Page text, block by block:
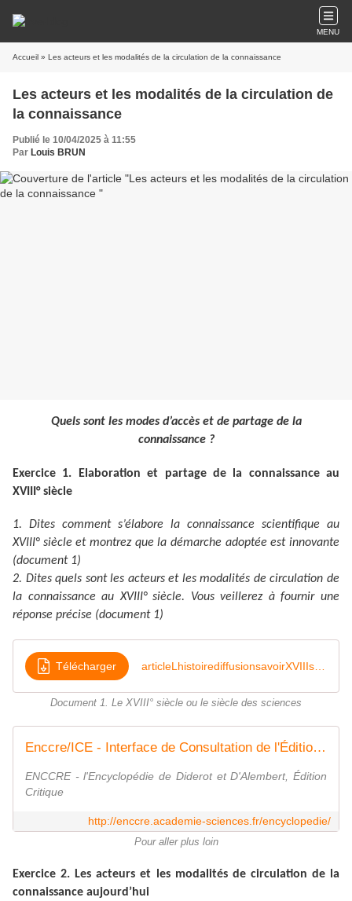
MENU
Accueil » Les acteurs et les modalités de la circulation de la connaissance
Les acteurs et les modalités de la circulation de
la connaissance
Publié le 10/04/2025 à 11:55
Par Louis BRUN
Quels sont les modes d’accès et de partage de la
connaissance ?
Exercice 1. Elaboration et partage de la connaissance au
XVIII° siècle
1. Dites comment s’élabore la connaissance scientifique au
XVIII° siècle et montrez que la démarche adoptée est innovante
(document 1)
2. Dites quels sont les acteurs et les modalités de circulation de
la connaissance au XVIII° siècle. Vous veillerez à fournir une
réponse précise (document 1)
Télécharger
Document 1. Le XVIII° siècle ou le siècle des sciences
Enccre/ICE - Interface de Consultation de l'Édition numérique collaborative et critique de l'Encyclopédie
ENCCRE - l'Encyclopédie de Diderot et D'Alembert, Édition
Critique
http://enccre.academie-sciences.fr/encyclopedie/
Pour aller plus loin
Exercice 2. Les acteurs et les modalités de circulation de la
connaissance aujourd’hui